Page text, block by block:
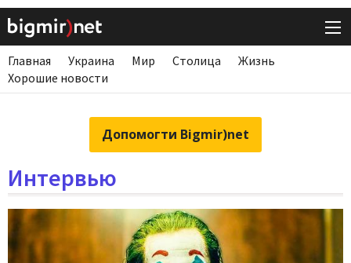
Главная Украина Мир Столица
Жизнь
Хорошие новости
Допомогти Bigmir)net
Интервью